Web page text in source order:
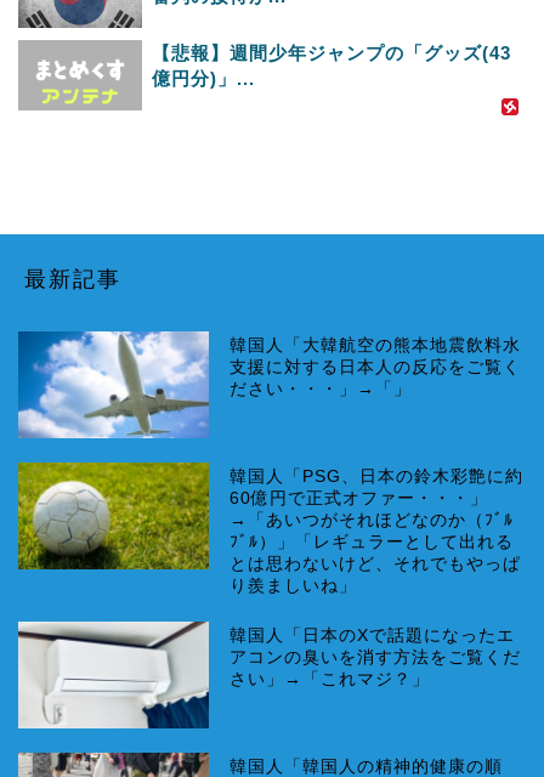
【悲報】週間少年ジャンプの「グッズ(43
億円分)」...
最新記事
韓国人「大韓航空の熊本地震飲料水
支援に対する日本人の反応をご覧く
ださい・・・」→「」
韓国人「PSG、日本の鈴木彩艶に約
60億円で正式オファー・・・」
→「あいつがそれほどなのか（ﾌﾞﾙ
ﾌﾞﾙ）」「レギュラーとして出れる
とは思わないけど、それでもやっぱ
り羨ましいね」
韓国人「日本のXで話題になったエ
アコンの臭いを消す方法をご覧くだ
さい」→「これマジ？」
韓国人「韓国人の精神的健康の順